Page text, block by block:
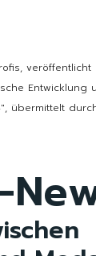
Entwicklung
übermittelt